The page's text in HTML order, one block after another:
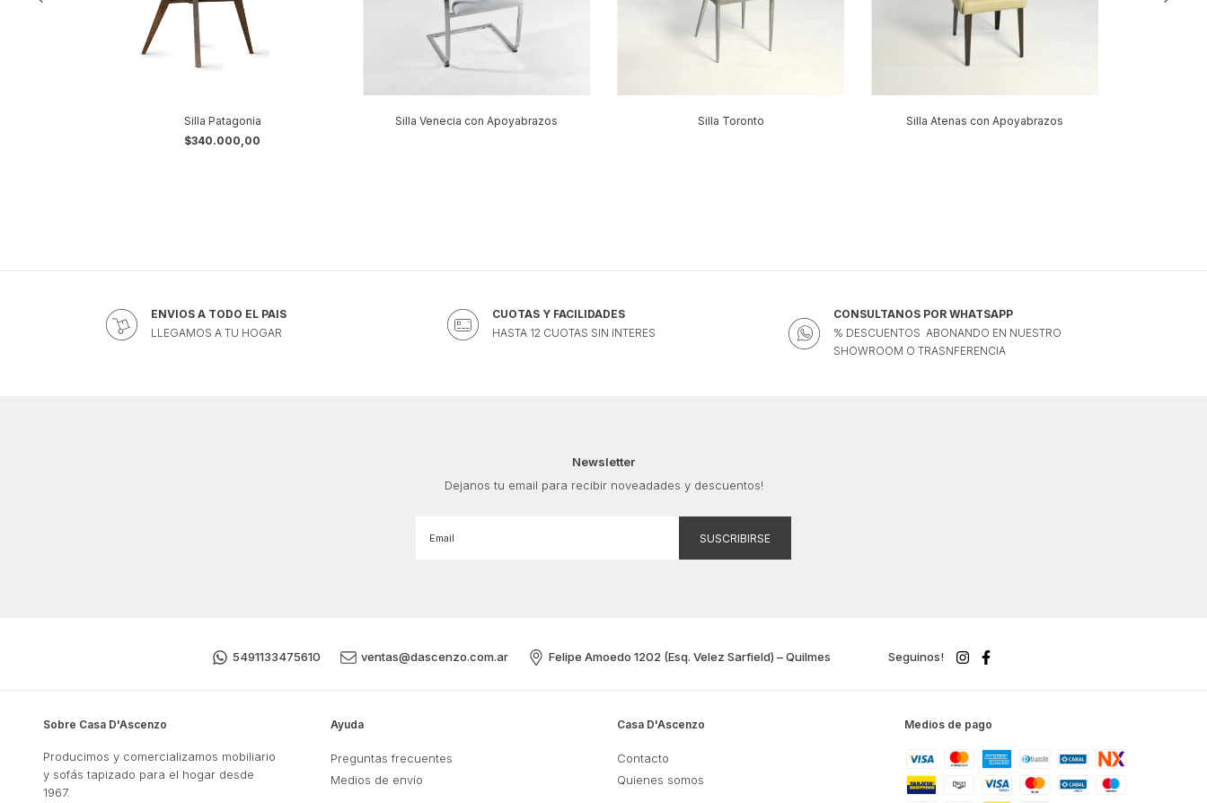
Silla Patagonia
$340.000,00
Silla Venecia con Apoyabrazos Silla Toronto Silla Atenas con Apoyabrazos
ENVIOS A TODO EL PAIS
LLEGAMOS A TU HOGAR
CUOTAS Y FACILIDADES
HASTA 12 CUOTAS SIN INTERES
CONSULTANOS POR WHATSAPP
% DESCUENTOS ABONANDO EN NUESTRO
SHOWROOM O TRASNFERENCIA
Newsletter
Dejanos tu email para recibir noveadades y descuentos!
5491133475610 ventas@dascenzo.com.ar Felipe Amoedo 1202 (Esq. Velez Sarfield) – Quilmes Seguinos!
Sobre Casa D'Ascenzo
Producimos y comercializamos mobiliario
y sofás tapizado para el hogar desde
1967.
Ayuda
Preguntas frecuentes
Medios de envío
Casa D'Ascenzo
Contacto
Quienes somos
Medios de pago